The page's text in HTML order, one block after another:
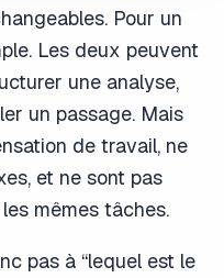
Pour un
Les deux peuvent
une analyse,
un passage. Mais
de travail, ne
et ne sont pas
mêmes tâches.
pas à “lequel est le